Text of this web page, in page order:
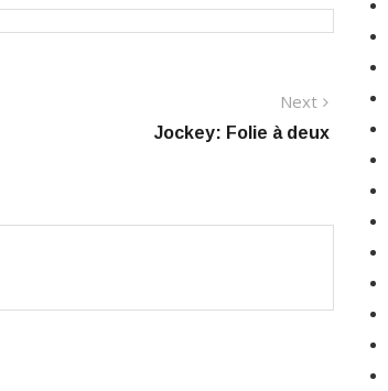
Next
post:
Jockey: Folie à deux